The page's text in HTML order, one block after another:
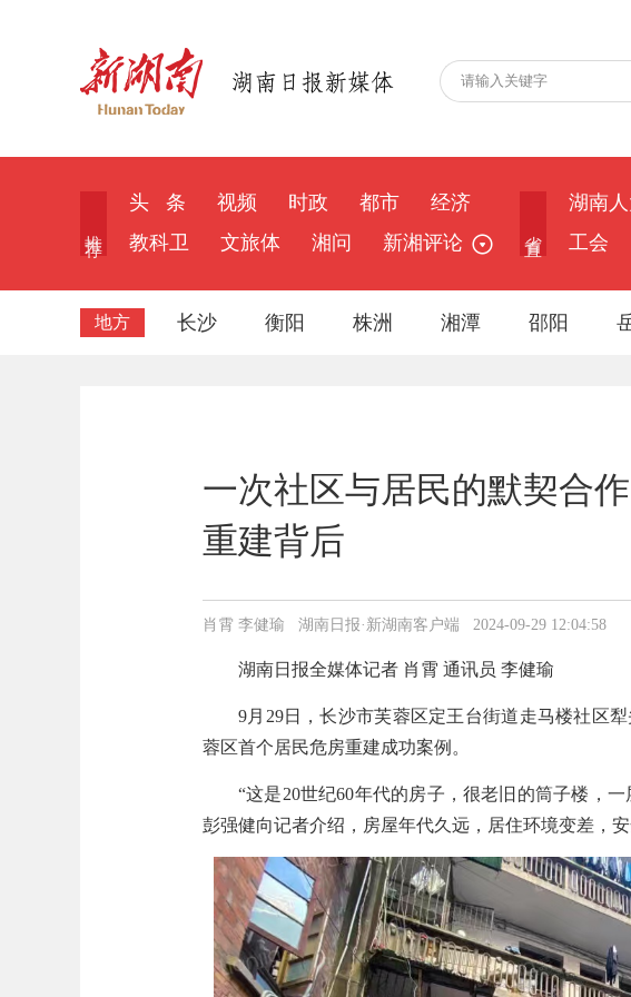
头 条 视频 时政 都市
经济
教科卫
文旅体 湘问 新湘评论
湖南
工会
地方 长沙 衡阳 株洲 湘潭 邵阳
一次社区与居民的默契合
重建背后
肖霄 李健瑜 湖南日报·新湖南客户端 2024-09-29 12:04:58
湖南日报全媒体记者 肖霄 通讯员 李健瑜
9月 29日，长沙市芙蓉区定王台街道走马楼社区
蓉区首个居民危房重建成功案例。
“这是20世纪60年代的房子，很老旧的筒子楼，一
彭强健向记者介绍，房屋年代久远，居住环境变差，安